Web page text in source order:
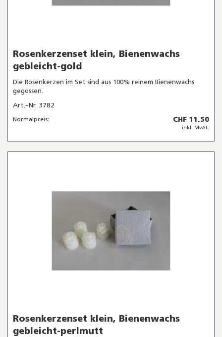
Rosenkerzenset klein, Bienenwachs
gebleicht-gold
Die Rosenkerzen im Set sind aus 100% reinem Bienenwachs
gegossen.
Art.-Nr. 3782
Normalpreis: CHF 11.50
inkl. MwSt.
Rosenkerzenset klein, Bienenwachs
gebleicht-perlmutt